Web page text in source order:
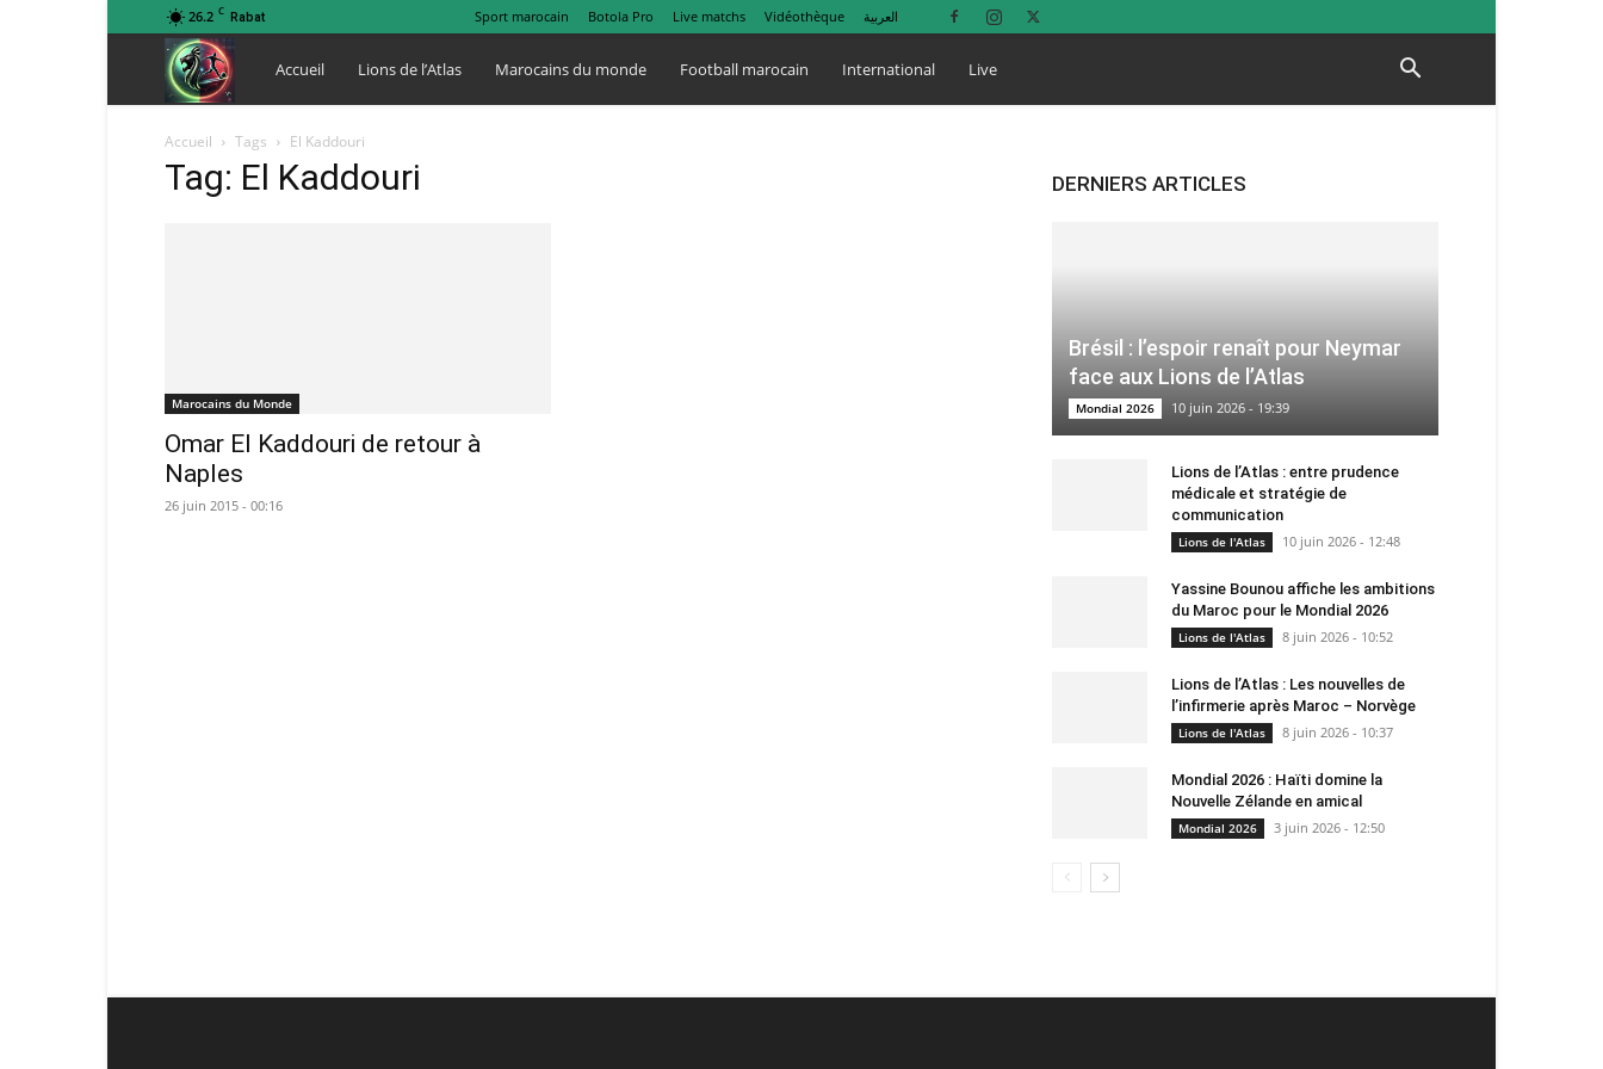
26.2 C Rabat Sport marocain Botola Pro Live matchs Vidéothèque العربية
Lions
de
Accueil Lions de l’Atlas Marocains du monde Football marocain International Live
Accueil Tags El Kaddouri
Tag: El Kaddouri
Marocains du Monde
Omar El Kaddouri de retour à
Naples
26 juin 2015 - 00:16
DERNIERS ARTICLES
Brésil : l’espoir renaît pour Neymar
face aux Lions de l’Atlas
Mondial 2026 10 juin 2026 - 19:39
Lions de l’Atlas : entre prudence
médicale et stratégie de
communication
Lions de l'Atlas 10 juin 2026 - 12:48
Yassine Bounou affiche les ambitions
du Maroc pour le Mondial 2026
Lions de l'Atlas 8 juin 2026 - 10:52
Lions de l’Atlas : Les nouvelles de
l’infirmerie après Maroc – Norvège
Lions de l'Atlas 8 juin 2026 - 10:37
Mondial 2026 : Haïti domine la
Nouvelle Zélande en amical
Mondial 2026 3 juin 2026 - 12:50